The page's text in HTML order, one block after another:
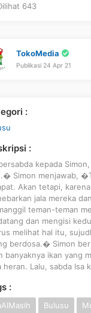
643
TokoMedia
Publikasi 24 Apr 21
:
:
kepada
Simon menjawab,
Akan tetapi,
jala mereka
teman-teman
dan mengisi
melihat hal itu,
berdosa.� Simon
banyaknya ikan yang
heran. Lalu, sabda
:
Bulusu